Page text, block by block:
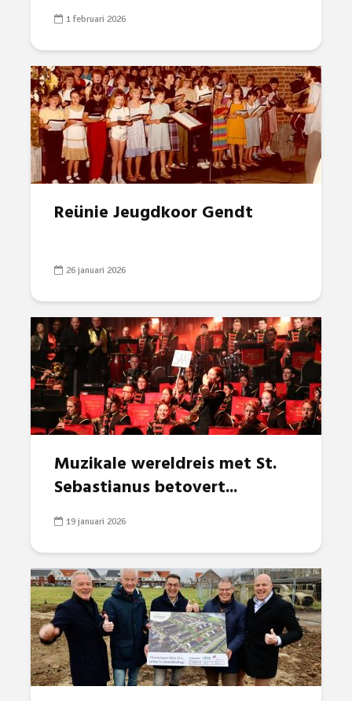
1 februari 2026
Reünie Jeugdkoor Gendt
26 januari 2026
Muzikale wereldreis met St.
Sebastianus betovert...
19 januari 2026